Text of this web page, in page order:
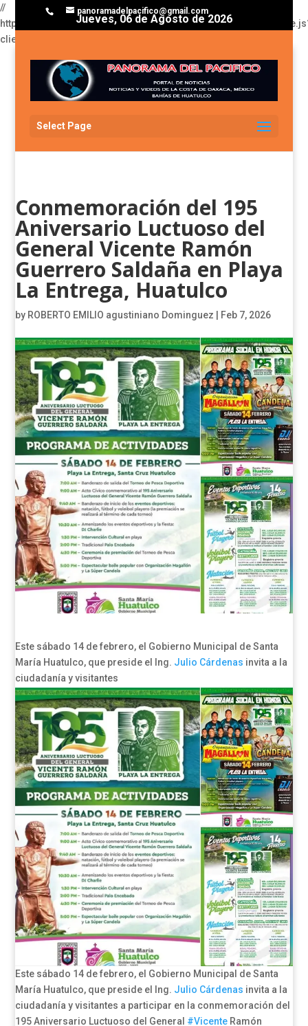
//
https://pagead2.googlesyndication.com/pagead/js/
client=ca-pub-3929368393811174
panoramadelpacifico@gmail.com
Jueves, 06 de Agosto de 2026
Select Page
Conmemoración del 195
Aniversario Luctuoso del
General Vicente Ramón
Guerrero Saldaña en Playa
La Entrega, Huatulco
by ROBERTO EMILIO agustiniano Dominguez Feb 7, 2026
Este sábado 14 de febrero, el Gobierno Municipal de Santa
María Huatulco, que preside el Ing. Julio Cárdenas invita a la
ciudadanía y visitantes
Este sábado 14 de febrero, el Gobierno Municipal de Santa
María Huatulco, que preside el Ing. Julio Cárdenas invita a la
ciudadanía y visitantes a participar en la conmemoración del
195 Aniversario Luctuoso del General #Vicente Ramón